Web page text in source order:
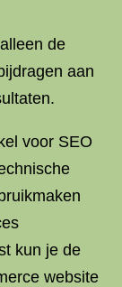
de
aan
voor SEO
kun je de
website